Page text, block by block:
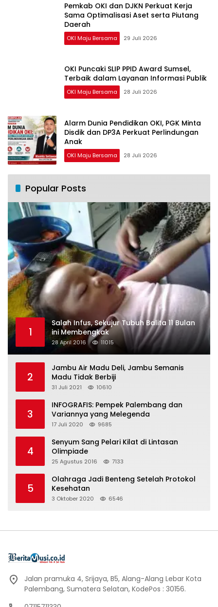
Pemkab OKI dan DJKN Perkuat Kerja
Sama Optimalisasi Aset serta Piutang
Daerah
OKI Maju Bersama 29 Juli 2026
OKI Puncaki SLIP PPID Award Sumsel,
Terbaik dalam Layanan Informasi Publik
OKI Maju Bersama 28 Juli 2026
Alarm Dunia Pendidikan OKI, PGK Minta
Disdik dan DP3A Perkuat Perlindungan
Anak
OKI Maju Bersama 28 Juli 2026
Popular Posts
1
Salah Infus, Sekujur Tubuh Balita 11 Bulan
ini Membengkak
28 April 2016 11015
2
Jambu Air Madu Deli, Jambu Semanis
Madu Tidak Berbiji
31 Juli 2021 10610
3
INFOGRAFIS: Pempek Palembang dan
Variannya yang Melegenda
17 Juli 2020 9685
4
Senyum Sang Pelari Kilat di Lintasan
Olimpiade
25 Agustus 2016 7133
5
Olahraga Jadi Benteng Setelah Protokol
Kesehatan
3 Oktober 2020 6546
Jalan pramuka 4, Srijaya, B5, Alang-Alang Lebar Kota
Palembang, Sumatera Selatan, KodePos : 30156.